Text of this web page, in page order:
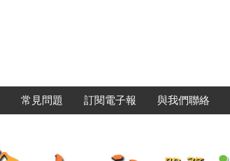
常見問題 訂閱電子報 與我們聯絡